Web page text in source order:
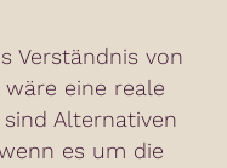
Verständnis von
eine reale
Alternativen
es um die